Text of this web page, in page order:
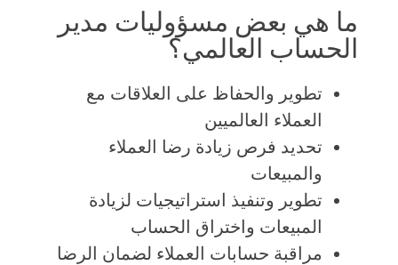
ما هي بعض مسؤوليات مدير
الحساب العالمي؟
تطوير والحفاظ على العلاقات مع
العملاء العالميين
تحديد فرص زيادة رضا العملاء
والمبيعات
تطوير وتنفيذ استراتيجيات لزيادة
المبيعات واختراق الحساب
مراقبة حسابات العملاء لضمان الرضا